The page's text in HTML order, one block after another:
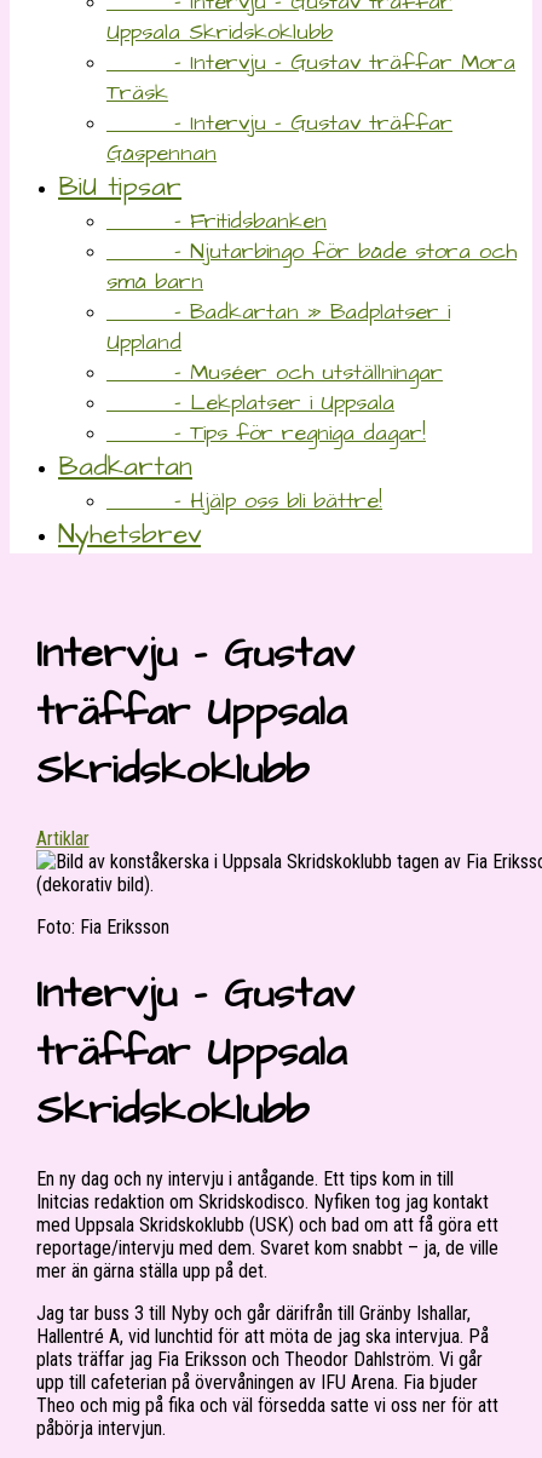
Uppsala Skridskoklubb
- Intervju – Gustav träffar Mora
Träsk
- Intervju – Gustav träffar
Gåspennan
BiU tipsar
- Fritidsbanken
- Njutarbingo för både stora och
små barn
- Badkartan » Badplatser i
Uppland
- Muséer och utställningar
- Lekplatser i Uppsala
- Tips för regniga dagar!
Badkartan
- Hjälp oss bli bättre!
Nyhetsbrev
Intervju – Gustav
träffar Uppsala
Skridskoklubb
Artiklar
Foto: Fia Eriksson
Intervju – Gustav
träffar Uppsala
Skridskoklubb
En ny dag och ny intervju i antågande. Ett tips kom in till
Initcias redaktion om Skridskodisco. Nyfiken tog jag kontakt
med Uppsala Skridskoklubb (USK) och bad om att få göra ett
reportage/intervju med dem. Svaret kom snabbt – ja, de ville
mer än gärna ställa upp på det.
Jag tar buss 3 till Nyby och går därifrån till Gränby Ishallar,
Hallentré A, vid lunchtid för att möta de jag ska intervjua. På
plats träffar jag Fia Eriksson och Theodor Dahlström. Vi går
upp till cafeterian på övervåningen av IFU Arena. Fia bjuder
Theo och mig på fika och väl försedda satte vi oss ner för att
påbörja intervjun.